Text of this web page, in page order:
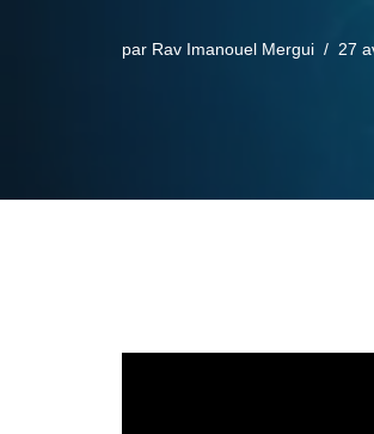
par Rav Imanouel Mergui 27